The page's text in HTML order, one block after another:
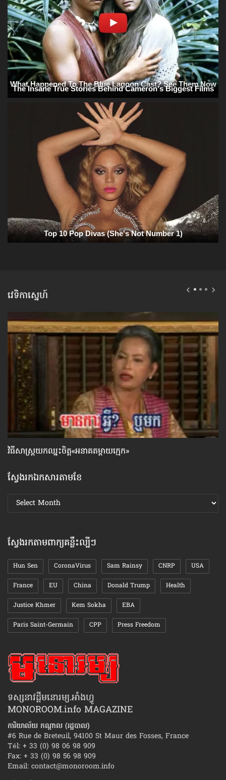
វេទិកាស្នេហ៍
វិធីសាស្រ្តយកឈ្នះ​ចិត្ត«អនាគតម្តាយក្មេក»
ស្វែងរកឯកសារតាមខែ
ស្វែងរក
ឯកសារ
ស្វែងរកតាមពាក្យគន្លឹះល្បីៗ
Hun Sen CoronaVirus Sam Rainsy CNRP USA
France EU China Donald Trump Health
Justice Khmer Kem Sokha EBA
Paris Saint-Germain CPP Press Freedom
ទស្សនាវដ្ដីមនោរម្យ.អាំងហ្វូ
MONOROOM.info MAGAZINE
ការិយាល័យ កណ្ដាល (រដ្ឋបាល)
#6 Rue de Breteuil, 94100 St Maur des Fosses, France
Tél: + 33 (0) 98 06 98 909
Fax: + 33 (0) 98 56 98 909
Email: contact@monoroom.info